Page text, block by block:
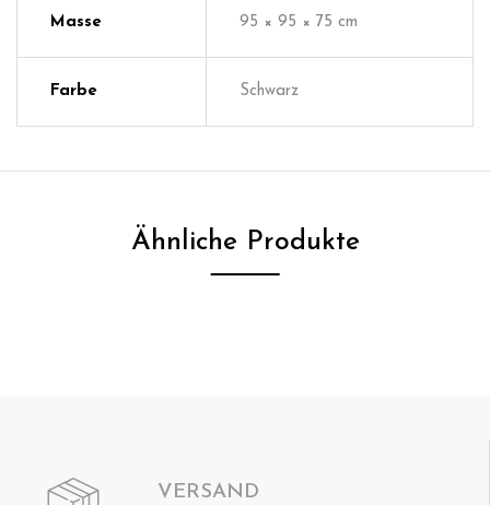
Masse 95 × 95 × 75 cm
Farbe Schwarz
Ähnliche Produkte
VERSAND